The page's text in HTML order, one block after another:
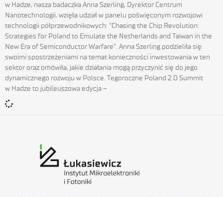
w Hadze, nasza badaczka Anna Szerling, Dyrektor Centrum
Nanotechnologii, wzięła udział w panelu poświęconym rozwojowi
technologii półprzewodnikowych: “Chasing the Chip Revolution:
Strategies for Poland to Emulate the Netherlands and Taiwan in the
New Era of Semiconductor Warfare”. Anna Szerling podzieliła się
swoimi spostrzeżeniami na temat konieczności inwestowania w ten
sektor oraz omówiła, jakie działania mogą przyczynić się do jego
dynamicznego rozwoju w Polsce. Tegoroczne Poland 2.0 Summit
w Hadze to jubileuszowa edycja –